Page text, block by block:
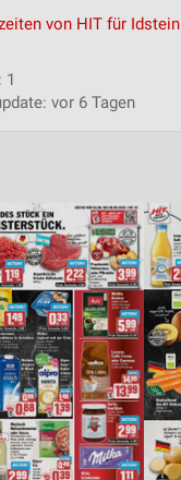
von HIT für Idstein
1
vor 6 Tagen